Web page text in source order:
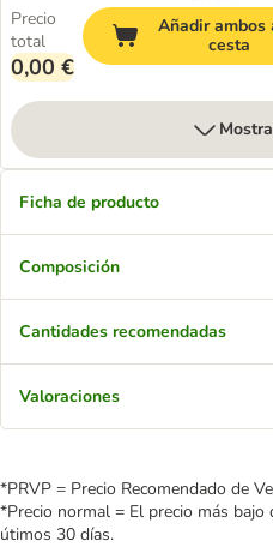
Precio
total
0,00 €
Añadir ambos
cesta
Ficha de producto
Composición
Cantidades recomendadas
Valoraciones
*PRVP = Precio Recomendado de
*Precio normal = El precio más
útimos 30 días.